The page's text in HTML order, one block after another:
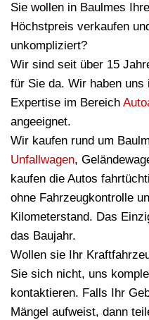
Sie wollen in Baulmes
Höchstpreis verkaufen
unkompliziert?
Wir sind seit über 15
für Sie da. Wir haben
Expertise im Bereich
angeeignet.
Wir kaufen rund um
Unfallwagen,
kaufen die Autos
ohne Fahrzeugkontrolle
Kilometerstand. Das
das Baujahr.
Wollen sie Ihr
Sie sich nicht, uns
kontaktieren. Falls Ihr
Mängel aufweist, dann